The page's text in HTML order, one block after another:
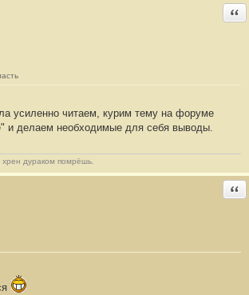
усиленно читаем, курим тему на форуме
и делаем необходимые для себя выводы.
хрен дураком помрёшь.